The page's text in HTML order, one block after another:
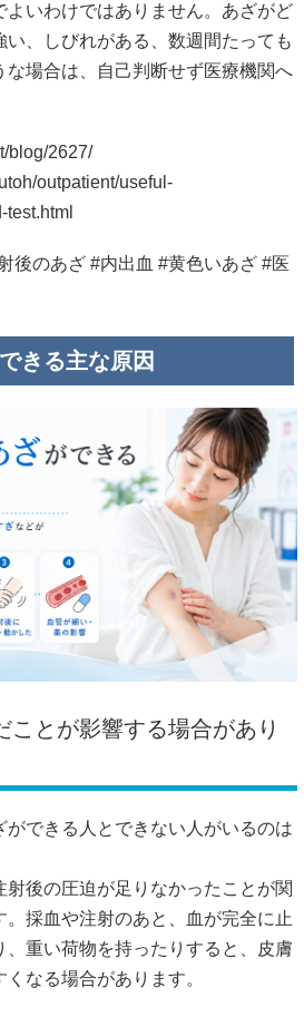
よいわけではありません。あざがど
い、しびれがある、数週間たっても
な場合は、自己判断せず医療機関へ
blog/2627/
outpatient/useful-
後のあざ #内出血 #黄色いあざ #医
きる主な原因
ことが影響する場合があり
ができる人とできない人がいるのは
後の圧迫が足りなかったことが関
採血や注射のあと、血が完全に止
、重い荷物を持ったりすると、皮膚
なる場合があります。